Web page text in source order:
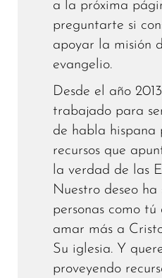
a la próxima
preguntarte si
apoyar la misión
evangelio.
Desde el año
trabajado para
de habla hispana
recursos que
la verdad de las
Nuestro deseo
personas como tú
amar más a
Su iglesia. Y
proveyendo